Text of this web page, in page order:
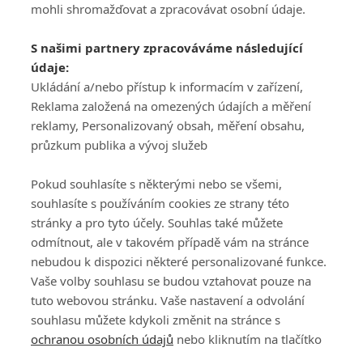
mohli shromažďovat a zpracovávat osobní údaje.
S našimi partnery zpracováváme následující
údaje:
Ukládání a/nebo přístup k informacím v zařízení,
Reklama založená na omezených údajích a měření
reklamy, Personalizovaný obsah, měření obsahu,
průzkum publika a vývoj služeb
Pokud souhlasíte s některými nebo se všemi,
souhlasíte s používáním cookies ze strany této
stránky a pro tyto účely. Souhlas také můžete
odmítnout, ale v takovém případě vám na stránce
nebudou k dispozici některé personalizované funkce.
Vaše volby souhlasu se budou vztahovat pouze na
tuto webovou stránku. Vaše nastavení a odvolání
souhlasu můžete kdykoli změnit na stránce s
ochranou osobních údajů nebo kliknutím na tlačítko
Všeobecné obchodní
podmínky služby
GolfExtra.cz Premium
Podmínky zpracování
osobních údajů při
GolfExtra
Ceník GolfExtra.cz
Premium
Doporučené odkazy
ATV CZ, s.r.o.
140 00 Praha 4
Editor
Honza Fait
Obchod
Edita Hanušová